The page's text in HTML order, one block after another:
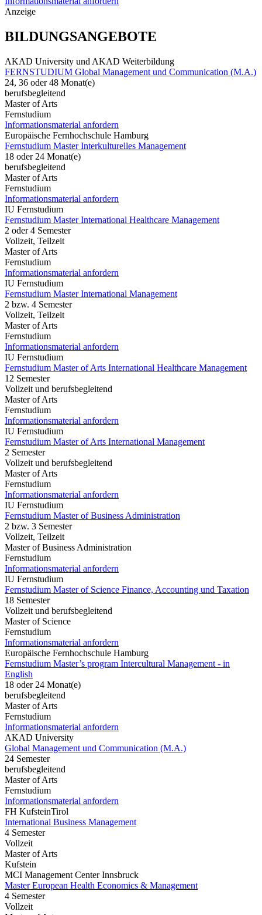
Anzeige
BILDUNGSANGEBOTE
AKAD University und AKAD Weiterbildung
FERNSTUDIUM Global Management und Communication (M.A.)
24, 36 oder 48 Monat(e)
berufsbegleitend
Master of Arts
Fernstudium
Informationsmaterial anfordern
Europäische Fernhochschule Hamburg
Fernstudium Master Interkulturelles Management
18 oder 24 Monat(e)
berufsbegleitend
Master of Arts
Fernstudium
Informationsmaterial anfordern
IU Fernstudium
Fernstudium Master International Healthcare Management
2 oder 4 Semester
Vollzeit, Teilzeit
Master of Arts
Fernstudium
Informationsmaterial anfordern
IU Fernstudium
Fernstudium Master International Management
2 bzw. 4 Semester
Vollzeit, Teilzeit
Master of Arts
Fernstudium
Informationsmaterial anfordern
IU Fernstudium
Fernstudium Master of Arts International Healthcare Management
12 Semester
Vollzeit und berufsbegleitend
Master of Arts
Fernstudium
Informationsmaterial anfordern
IU Fernstudium
Fernstudium Master of Arts International Management
2 Semester
Vollzeit und berufsbegleitend
Master of Arts
Fernstudium
Informationsmaterial anfordern
IU Fernstudium
Fernstudium Master of Business Administration
2 bzw. 3 Semester
Vollzeit, Teilzeit
Master of Business Administration
Fernstudium
Informationsmaterial anfordern
IU Fernstudium
Fernstudium Master of Science Finance, Accounting und Taxation
18 Semester
Vollzeit und berufsbegleitend
Master of Science
Fernstudium
Informationsmaterial anfordern
Europäische Fernhochschule Hamburg
Fernstudium Master’s program Intercultural Management - in
English
18 oder 24 Monat(e)
berufsbegleitend
Master of Arts
Fernstudium
Informationsmaterial anfordern
AKAD University
Global Management und Communication (M.A.)
24 Semester
berufsbegleitend
Master of Arts
Fernstudium
Informationsmaterial anfordern
FH KufsteinTirol
International Business Management
4 Semester
Vollzeit
Master of Arts
Kufstein
MCI Management Center Innsbruck
Master European Health Economics & Management
4 Semester
Vollzeit